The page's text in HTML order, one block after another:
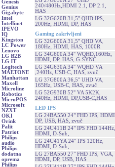
Genesis
Genius
Gigabyte
Intel
Intellinet
IPEVO
IQ
Kingston
LC Power
Lenovo
LG B2B
LG IT
Logitech
MAETONE
Manhattan
Maxell
Microline
Robotics
MicroPOS
Microsoft
NZXT
OKI
Orink
Palit
Patriot
Philips
audio
Philips
dodatna
oprema
Philips
240/480Hz,HDMI 2.1, DP 2.1,
HAS
LG 32G620B 31,5" QHD IPS,
200Hz, HDMI, DP, HAS
Gaming zakrivljeni
LG 32G600A 31,5" QHD VA,
180Hz, HDMI, HAS, 1000R
LG 34G600A 34'' WQHD,160Hz,
HDMI, DP, HAS, G-SYNC
LG 34G630A 34'' WQHD VA
,240Hz, USB-C, HAS, zvuč
LG 37G800A 36,5'' UHD VA,
165Hz, USB-C, HAS, zvuč
LG 52G930B 52'' VA 5K2K,
240Hz, HDMI, DP,USB-C,HAS
LED IPS
LG 24BA550 24" FHD IPS, HDMI,
DP, USB, HAS, zvuč
LG 24U411B 24" IPS FHD 144Hz,
HDMI, D-Sub,
LG 24U41YA 24" IPS 120Hz,
HDMI, D-Sub,
LG 27BA550 27" FHD IPS, VGA,
HDMI, DP, USB, HAS